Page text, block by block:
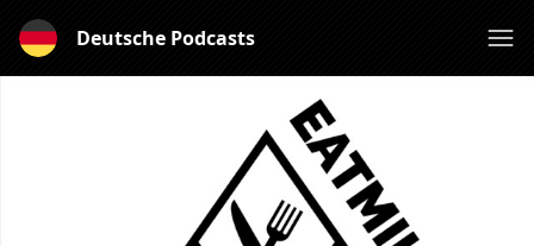
Deutsche Podcasts